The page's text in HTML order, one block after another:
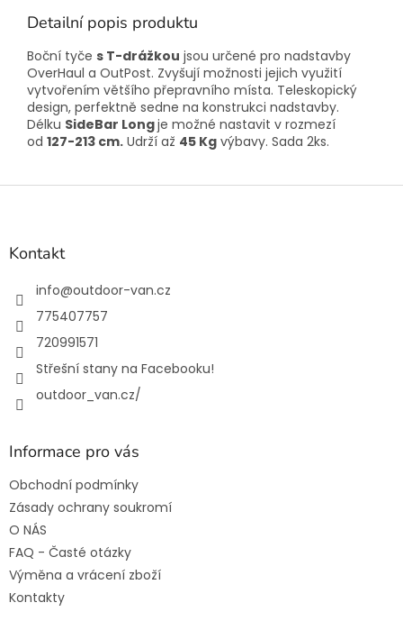
Detailní popis produktu
Boční tyče s T-drážkou jsou určené pro nadstavby
OverHaul a OutPost. Zvyšují možnosti jejich využití
vytvořením většího přepravního místa. Teleskopický
design, perfektně sedne na konstrukci nadstavby.
Délku SideBar Longje možné nastavit v rozmezí
od 127-213 cm. Udrží až 45 Kg výbavy. Sada 2ks.
Z
Kontakt
info@outdoor-van.cz
775407757
720991571
Střešní stany na Facebooku!
outdoor_van.cz/
Informace pro vás
Obchodní podmínky
Zásady ochrany soukromí
O NÁS
FAQ - Časté otázky
Výměna a vrácení zboží
Kontakty